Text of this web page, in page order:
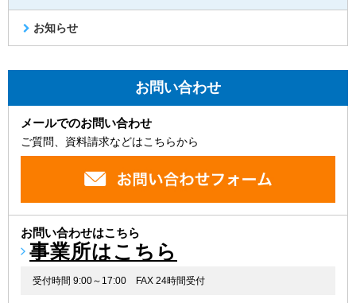
お知らせ
お問い合わせ
メールでのお問い合わせ
ご質問、資料請求などはこちらから
お問い合わせはこちら
事業所はこちら
受付時間 9:00～17:00 FAX 24時間受付